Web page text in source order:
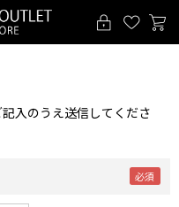
入のうえ送信してくださ